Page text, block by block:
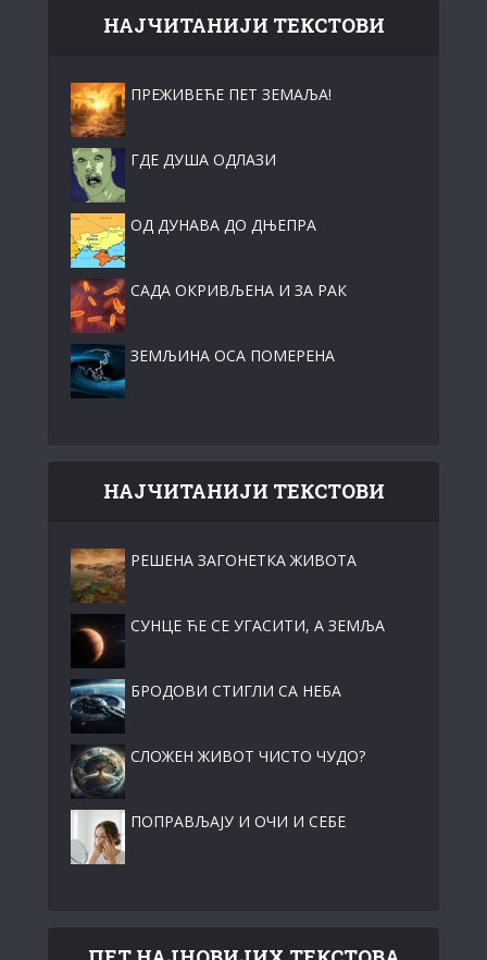
НАЈЧИТАНИЈИ ТЕКСТОВИ
ПРЕЖИВЕЋЕ ПЕТ ЗЕМАЉА!
ГДЕ ДУША ОДЛАЗИ
ОД ДУНАВА ДО ДЊЕПРА
САДА ОКРИВЉЕНА И ЗА РАК
ЗЕМЉИНА ОСА ПОМЕРЕНА
НАЈЧИТАНИЈИ ТЕКСТОВИ
РЕШЕНА ЗАГОНЕТКА ЖИВОТА
СУНЦЕ ЋЕ СЕ УГАСИТИ, А ЗЕМЉА
БРОДОВИ СТИГЛИ СА НЕБА
СЛОЖЕН ЖИВОТ ЧИСТО ЧУДО?
ПОПРАВЉАЈУ И ОЧИ И СЕБЕ